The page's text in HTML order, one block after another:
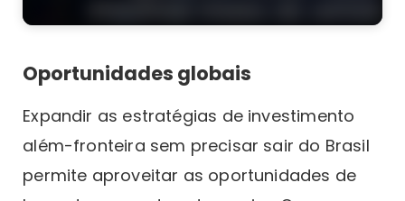
Oportunidades globais
Expandir as estratégias de investimento
além-fronteira sem precisar sair do Brasil
permite aproveitar as oportunidades de